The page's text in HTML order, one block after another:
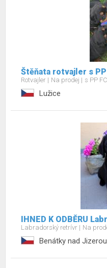
Štěňata rotvajler s
Rotvajler Na prodej s PP
Lužice
IHNED K ODBĚRU
Labradorský retrívr Na
Benátky nad Jizerou